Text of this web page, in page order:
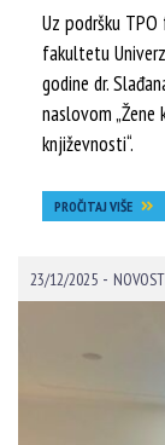
Uz podršku
fakultetu
godine dr.
naslovom
književnosti“.
PROČITAJ VIŠE
23/12/2025 -